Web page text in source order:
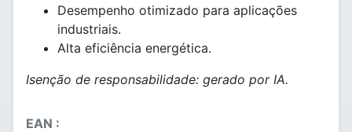
Desempenho otimizado para aplicações
industriais.
Alta eficiência energética.
Isenção de responsabilidade: gerado por IA.
EAN :